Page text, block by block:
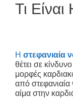
Τι
Η στεφανιαία
θέτει σε
μορφές
από
αίμα στην